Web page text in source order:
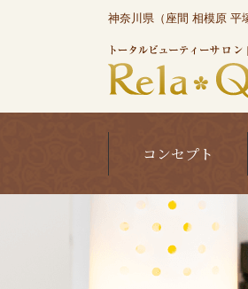
神奈川県（座間 相模原 平
コンセプト